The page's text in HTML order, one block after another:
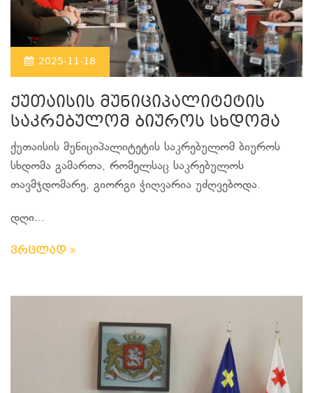
2025-11-18
ქუთაისის მუნიციპალიტეტის
საკრებულომ ბიუროს სხდომა
ქუთაისის მუნიციპალიტეტის საკრებულომ ბიუროს
სხდომა გამართა, რომელსაც საკრებულოს
თავმჯდომარე, გიორგი ჭიღვარია უძღვებოდა.
დღი...
ვრცლად